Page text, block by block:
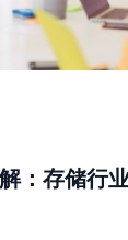
：存储行